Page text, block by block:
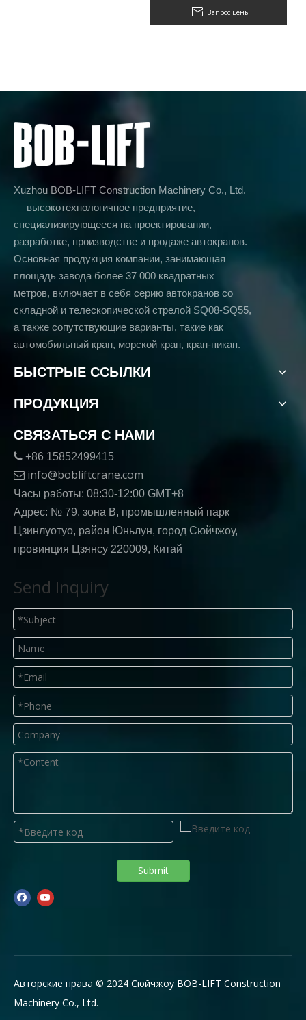
Запрос цены
Xuzhou BOB-LIFT Construction Machinery Co., Ltd.
— высокотехнологичное предприятие,
специализирующееся на проектировании,
разработке, производстве и продаже автокранов.
Основная продукция компании, занимающая
площадь завода более 37 000 квадратных
метров, включает в себя серию автокранов со
складной и телескопической стрелой SQ08-SQ55,
а также сопутствующие варианты, такие как
автомобильный кран, морской кран, кран-пикап.
БЫСТРЫЕ ССЫЛКИ
ПРОДУКЦИЯ
СВЯЗАТЬСЯ С НАМИ
 +86 15852499415
 info@bobliftcrane.com
Часы работы: 08:30-12:00 GMT+8
Адрес: № 79, зона B, промышленный парк
Цзинлуотуо, район Юньлун, город Сюйчжоу,
провинция Цзянсу 220009, Китай
Send Inquiry
Submit
Авторские права © 2024 Сюйчжоу BOB-LIFT Construction
Machinery Co., Ltd.